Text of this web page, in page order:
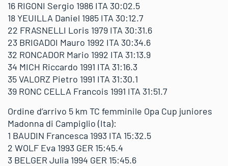
16 RIGONI Sergio 1986 ITA 30:02.5
18 YEUILLA Daniel 1985 ITA 30:12.7
22 FRASNELLI Loris 1979 ITA 30:31.6
23 BRIGADOI Mauro 1992 ITA 30:34.6
32 RONCADOR Mario 1992 ITA 31:13.9
34 MICH Riccardo 1991 ITA 31:16.3
35 VALORZ Pietro 1991 ITA 31:30.1
39 RONC CELLA Francois 1991 ITA 31:51.7
Ordine d’arrivo 5 km TC femminile Opa Cup juniores
Madonna di Campiglio (Ita):
1 BAUDIN Francesca 1993 ITA 15:32.5
2 WOLF Eva 1993 GER 15:45.4
3 BELGER Julia 1994 GER 15:45.6